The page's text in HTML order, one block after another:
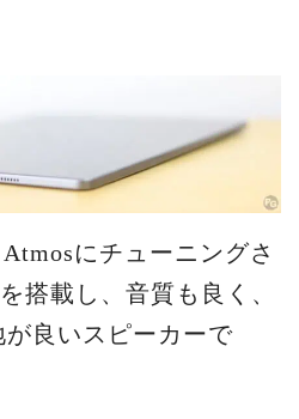
にチューニングさ
搭載し、音質も良く、
良いスピーカーで